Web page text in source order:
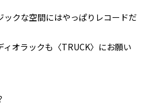
ックな空間にはやっぱりレコードだ
オラックも〈TRUCK〉にお願い